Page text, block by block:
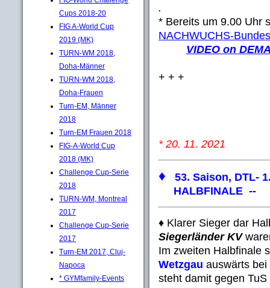
Cups 2018-20
FIG A-World Cup
2019 (MK)
TURN-WM 2018,
Doha-Männer
TURN-WM 2018,
Doha-Frauen
Turn-EM, Männer
2018
Turn-EM Frauen 2018
FIG-A-World Cup
2018 (MK)
Challenge Cup-Serie
2018
TURN-WM, Montreal
2017
Challenge Cup-Serie
2017
Turn-EM 2017, Cluj-
Napoca
* GYMfamily-Events
.
* Bereits um 9.00 Uhr
NACHWUCHS-
VIDEO on
+ + +
* 20. 11. 2021
♦ 53. Saison, DTL-
HALBFINALE --
♦ Klarer Sieger dar
Siegerländer KV
Im zweiten Halbfinale
Wetzgau auswärts
steht damit gegen